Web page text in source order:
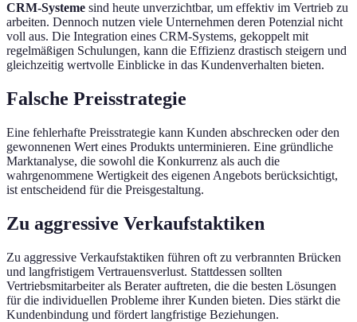
CRM-Systeme sind heute unverzichtbar, um effektiv im Vertrieb zu
arbeiten. Dennoch nutzen viele Unternehmen deren Potenzial nicht
voll aus. Die Integration eines CRM-Systems, gekoppelt mit
regelmäßigen Schulungen, kann die Effizienz drastisch steigern und
gleichzeitig wertvolle Einblicke in das Kundenverhalten bieten.
Falsche Preisstrategie
Eine fehlerhafte Preisstrategie kann Kunden abschrecken oder den
gewonnenen Wert eines Produkts unterminieren. Eine gründliche
Marktanalyse, die sowohl die Konkurrenz als auch die
wahrgenommene Wertigkeit des eigenen Angebots berücksichtigt,
ist entscheidend für die Preisgestaltung.
Zu aggressive Verkaufstaktiken
Zu aggressive Verkaufstaktiken führen oft zu verbrannten Brücken
und langfristigem Vertrauensverlust. Stattdessen sollten
Vertriebsmitarbeiter als Berater auftreten, die die besten Lösungen
für die individuellen Probleme ihrer Kunden bieten. Dies stärkt die
Kundenbindung und fördert langfristige Beziehungen.